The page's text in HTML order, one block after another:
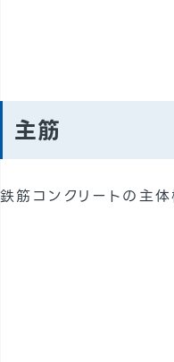
主筋
鉄筋コンクリートの主